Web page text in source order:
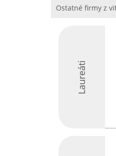
Ostatné firmy z
Laureáti